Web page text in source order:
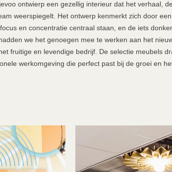
ontwierp een gezellig interieur dat het verhaal,
weerspiegelt. Het ontwerp kenmerkt zich door
en concentratie centraal staan, en de iets
we het genoegen mee te werken aan het
fruitige en levendige bedrijf. De selectie meubels
werkomgeving die perfect past bij de groei en